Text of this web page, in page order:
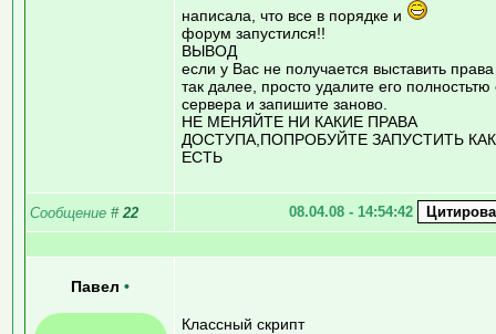
написала, что все в порядке и
форум запустился!!
ВЫВОД
если у Вас не получается выставить
так далее, просто удалите его полностьтю
сервера и запишите заново.
НЕ МЕНЯЙТЕ НИ КАКИЕ ПРАВА
ДОСТУПА,ПОПРОБУЙТЕ ЗАПУСТИТЬ КАК
ЕСТЬ
Сообщение # 22 08.04.08 - 14:54:42
Павел •
Классный скрипт